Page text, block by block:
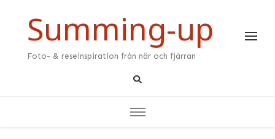
Summing-up
Foto- & reseinspiration från när och fjärran